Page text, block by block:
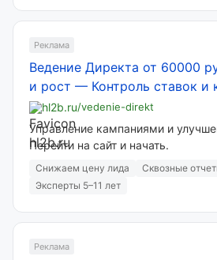
Реклама
Ведение Директа от 60000
и рост — Контроль ставок и
hl2b.ru/vedenie-direkt
Управление кампаниями и
Перейти на сайт и начать.
Снижаем цену лида
Сквозные
Эксперты 5–11 лет
Реклама